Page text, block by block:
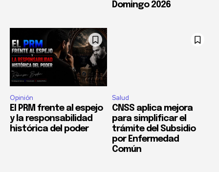
Domingo 2026
Opinión
El PRM frente al espejo
y la responsabilidad
histórica del poder
Salud
CNSS aplica mejora
para simplificar el
trámite del Subsidio
por Enfermedad
Común